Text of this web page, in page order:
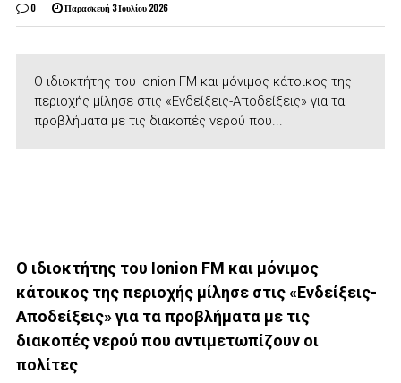
0 Παρασκευή 3 Ιουλίου 2026
Ο ιδιοκτήτης του Ionion FM και μόνιμος κάτοικος της
περιοχής μίλησε στις «Ενδείξεις-Αποδείξεις» για τα
προβλήματα με τις διακοπές νερού που...
Ο ιδιοκτήτης του Ionion FM και μόνιμος
κάτοικος της περιοχής μίλησε στις «Ενδείξεις-
Αποδείξεις» για τα προβλήματα με τις
διακοπές νερού που αντιμετωπίζουν οι
πολίτες